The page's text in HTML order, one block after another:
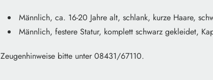
Männlich, ca. 16-20 Jahre alt, schlank, kurze Haare,
Männlich, festere Statur, komplett schwarz gekleidet,
Zeugenhinweise bitte unter 08431/67110.